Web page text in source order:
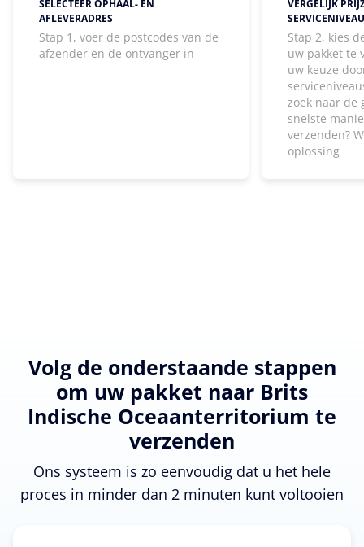
SELECTEER OPHAAL- EN
AFLEVERADRES
Stap 1, voer de postcodes van de
afzender en de ontvanger in
VERGELIJK
Stap 2, kies
uw pakket te
uw keuze
zoek naar de
snelste
verzenden?
oplossing
Volg de onderstaande stappen
om uw pakket naar Brits
Indische Oceaanterritorium te
verzenden
Ons systeem is zo eenvoudig dat u het hele
proces in minder dan 2 minuten kunt voltooien